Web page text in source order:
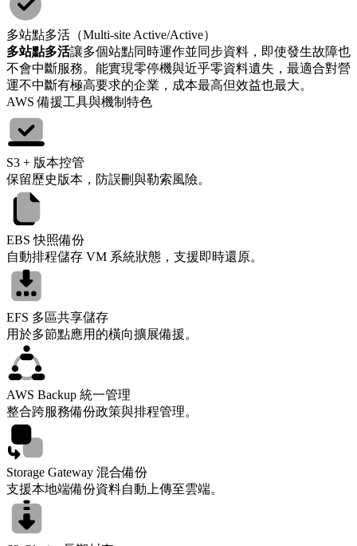
多站點多活（Multi-site Active/Active）
多站點多活讓多個站點同時運作並同步資料，即使發生故障也
不會中斷服務。能實現零停機與近乎零資料遺失，最適合對營
運不中斷有極高要求的企業，成本最高但效益也最大。
AWS 備援工具與機制特色
S3 + 版本控管
保留歷史版本，防誤刪與勒索風險。
EBS 快照備份
自動排程儲存 VM 系統狀態，支援即時還原。
EFS 多區共享儲存
用於多節點應用的橫向擴展備援。
AWS Backup 統一管理
整合跨服務備份政策與排程管理。
Storage Gateway 混合備份
支援本地端備份資料自動上傳至雲端。